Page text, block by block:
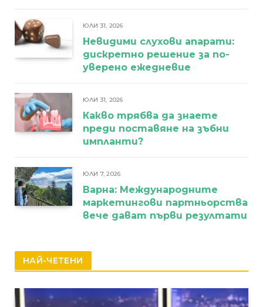
ЮЛИ 31, 2026
Невидими слухови апарати:
дискретно решение за по-
уверено ежедневие
ЮЛИ 31, 2026
Какво трябва да знаете
преди поставяне на зъбни
импланти?
ЮЛИ 7, 2026
Варна: Международните
маркетингови партньорства
вече дават първи резултати
НАЙ-ЧЕТЕНИ